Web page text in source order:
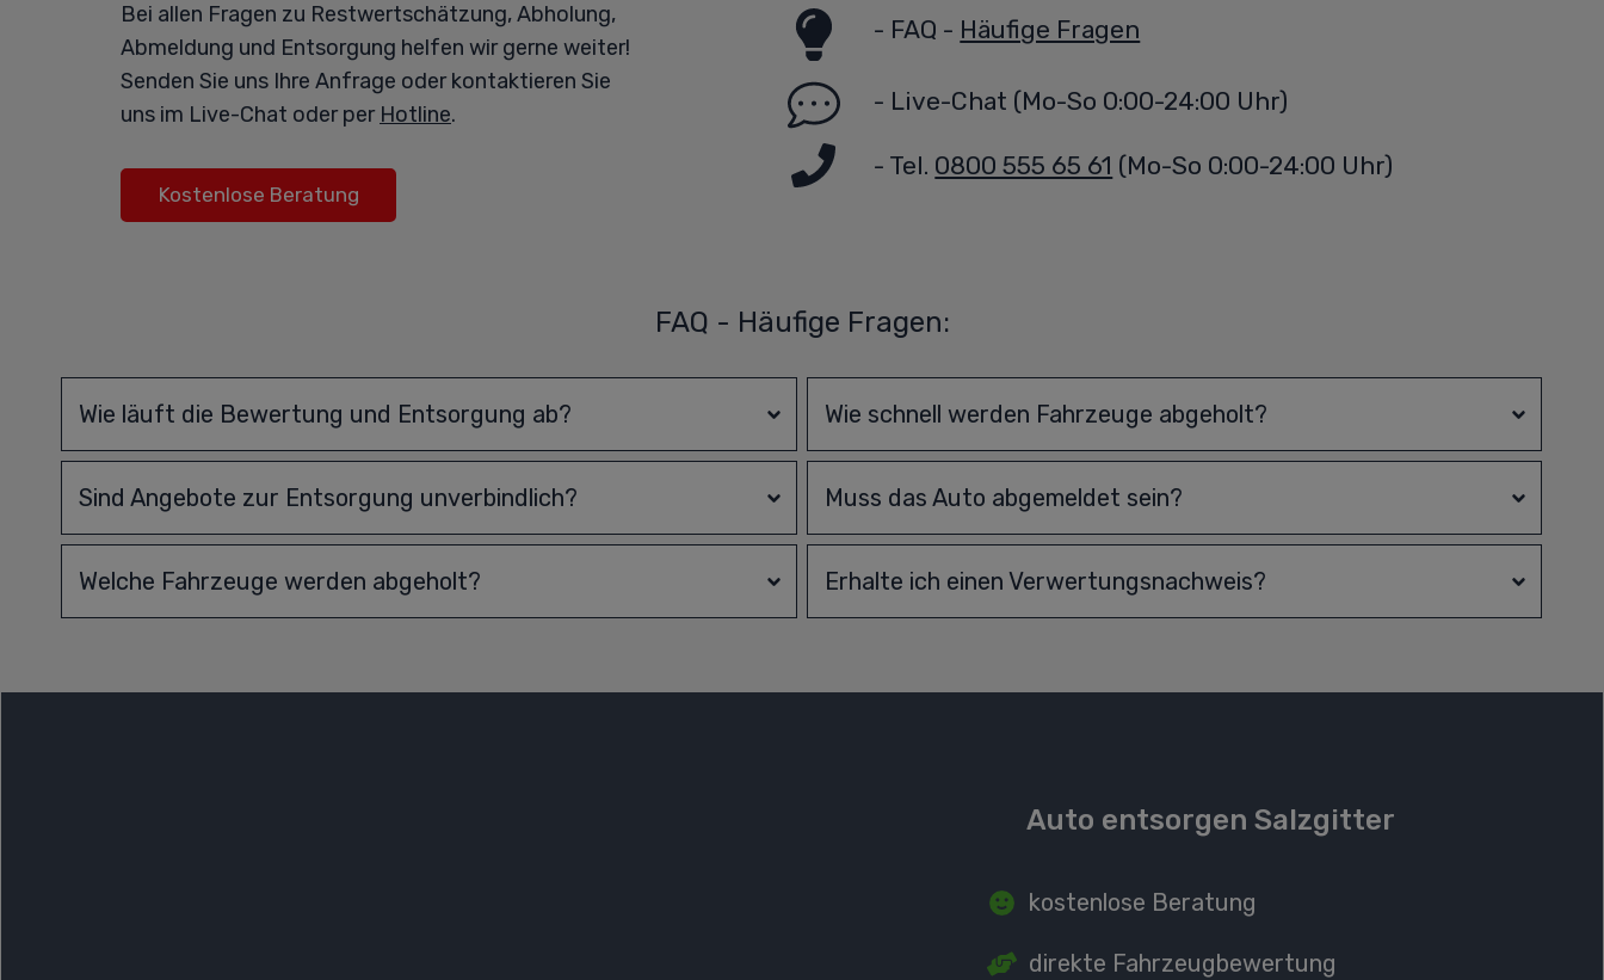
Bei allen Fragen zu Restwertschätzung, Abholung,
Abmeldung und Entsorgung helfen wir gerne weiter!
Senden Sie uns Ihre Anfrage oder kontaktieren Sie
uns im Live-Chat oder per Hotline.
Kostenlose Beratung
- FAQ - Häufige Fragen
- Live-Chat (Mo-So 0:00-24:00 Uhr)
- Tel. 0800 555 65 61 (Mo-So 0:00-24:00 Uhr)
FAQ - Häufige Fragen:
Wie läuft die Bewertung und Entsorgung ab?
Sind Angebote zur Entsorgung unverbindlich?
Welche Fahrzeuge werden abgeholt?
Wie schnell werden Fahrzeuge abgeholt?
Muss das Auto abgemeldet sein?
Erhalte ich einen Verwertungsnachweis?
Auto entsorgen Salzgitter
kostenlose Beratung
direkte Fahrzeugbewertung